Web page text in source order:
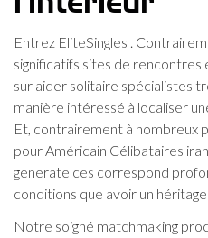
Entrez EliteSingles .
significatifs sites de rencontres
sur aider solitaire spécialistes
manière intéressé à localiser
Et, contrairement à nombreux
pour Américain Célibataires
generate ces correspond
conditions que avoir un
Notre soigné matchmaking